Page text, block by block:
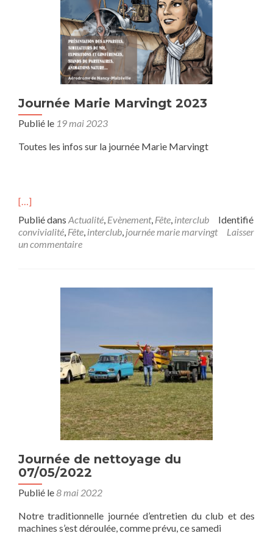
Journée Marie Marvingt 2023
Publié le 19 mai 2023
Toutes les infos sur la journée Marie Marvingt
[…]
Publié dans Actualité, Evènement, Fête, interclub
Identifié
convivialité, Fête, interclub, journée marie marvingt
Laisser
un commentaire
Journée de nettoyage du
07/05/2022
Publié le8 mai 2022
Notre traditionnelle journée d’entretien du club et des
machines s’est déroulée, comme prévu, ce samedi